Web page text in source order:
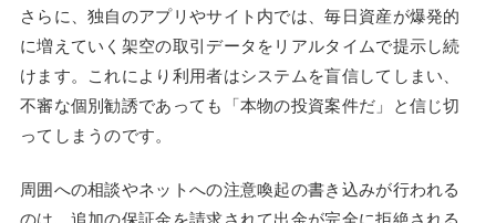
さらに、独自のアプリやサイト内では、毎日資産が爆発的
に増えていく架空の取引データをリアルタイムで提示し続
けます。これにより利用者はシステムを盲信してしまい、
不審な個別勧誘であっても「本物の投資案件だ」と信じ切
ってしまうのです。
周囲への相談やネットへの注意喚起の書き込みが行われる
のは、追加の保証金を請求されて出金が完全に拒絶される